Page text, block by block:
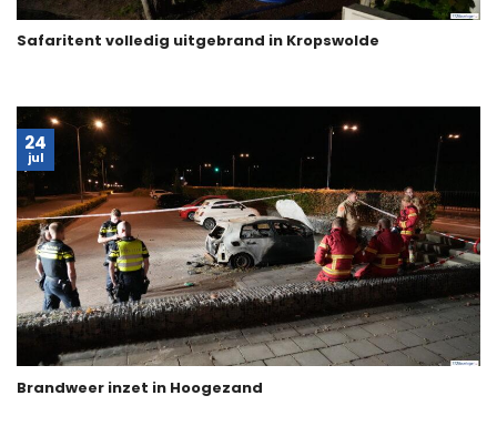
Safaritent volledig uitgebrand in Kropswolde
Brandweer inzet in Hoogezand
24
jul